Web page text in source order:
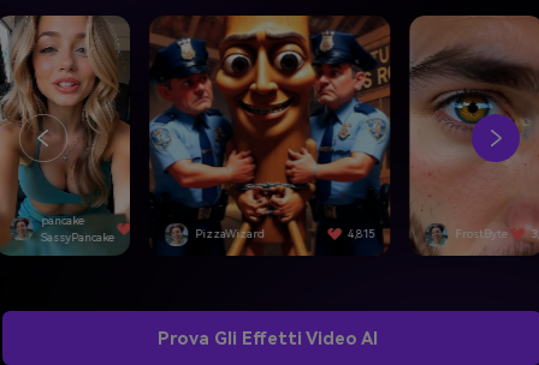
4,815 FrostByte 3,092 SwiftEdge
Prova Gli Effetti Video AI